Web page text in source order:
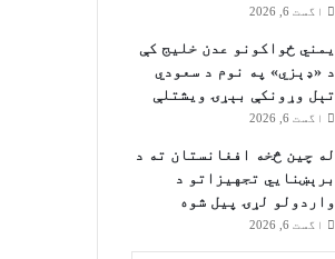
اگست 6, 2026
یمني ځواکونو عدن خلیج کې
د «ډېزي» په نوم د سعودي
تېل وړونکې بېړۍ ویشتلې
اگست 6, 2026
له چین څخه افغانستان ته د
برېښنايي تجهیزاتو د
واردولو لړۍ پیل شوه
اگست 6, 2026